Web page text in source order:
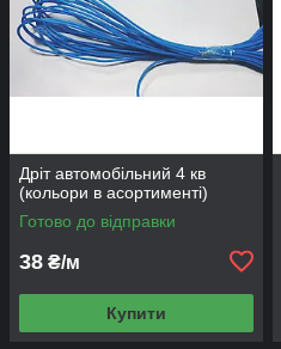
Дріт автомобільний 4 кв
(кольори в асортименті)
Готово до відправки
38 ₴/м
Купити